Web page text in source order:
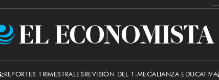
El
REPORTES TRIMESTRALESREVISIÓN DEL T-MECALIANZA EDUCATIVA